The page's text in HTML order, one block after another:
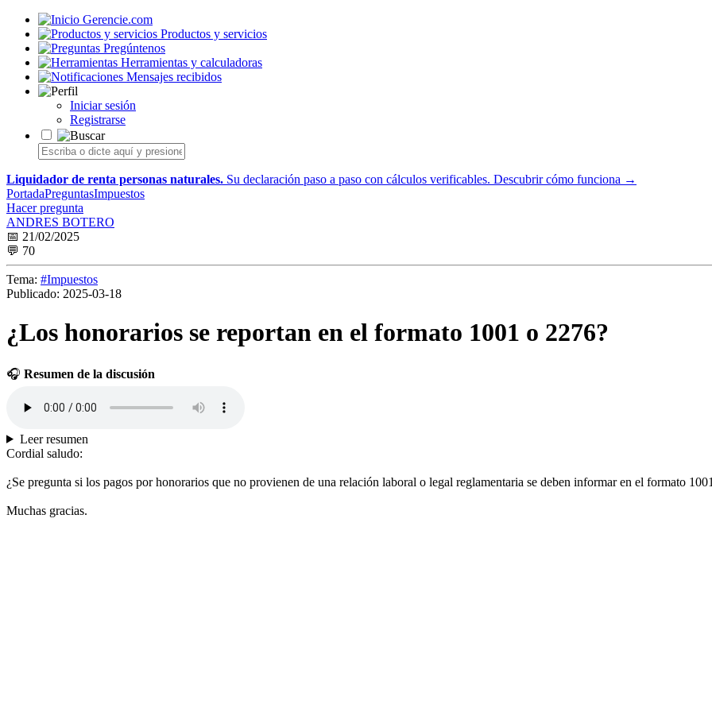
Gerencie.com
Productos y servicios
Pregúntenos
Herramientas y calculadoras
Mensajes recibidos
Iniciar sesión
Registrarse
Liquidador de renta personas naturales. Su declaración paso a paso con cálculos verificables. Descubrir cómo funciona →
PortadaPreguntasImpuestos
Hacer pregunta
ANDRES BOTERO
📅 21/02/2025
💬 70
Tema: #Impuestos
Publicado: 2025-03-18
¿Los honorarios se reportan en el formato 1001 o 2276?
🎧 Resumen de la discusión
Leer resumen
Cordial saludo:
¿Se pregunta si los pagos por honorarios que no provienen de una relación laboral o legal reglamentaria se deben informar en el formato
Muchas gracias.